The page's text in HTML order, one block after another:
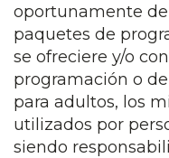
oportunamente
paquetes de
se ofreciere y/o
programación o
para adultos, los
utilizados por
siendo